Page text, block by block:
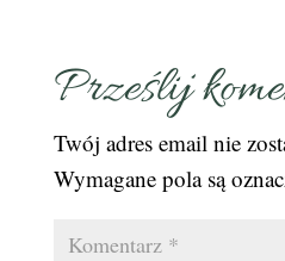
Prześlij
Twój adres email nie
Wymagane pola są